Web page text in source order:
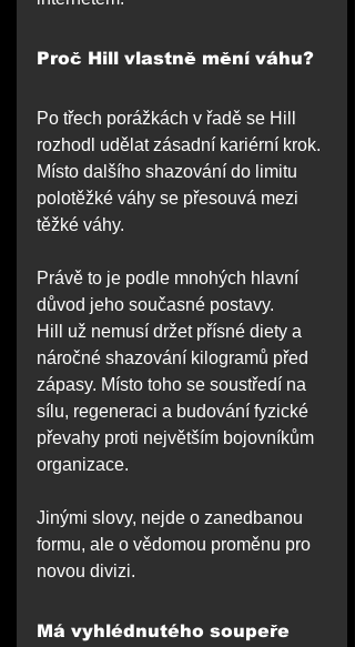
Proč Hill vlastně mění váhu?
Po třech porážkách v řadě se Hill
rozhodl udělat zásadní kariérní krok.
Místo dalšího shazování do limitu
polotěžké váhy se přesouvá mezi
těžké váhy.
Právě to je podle mnohých hlavní
důvod jeho současné postavy.
Hill už nemusí držet přísné diety a
náročné shazování kilogramů před
zápasy. Místo toho se soustředí na
sílu, regeneraci a budování fyzické
převahy proti největším bojovníkům
organizace.
Jinými slovy, nejde o zanedbanou
formu, ale o vědomou proměnu pro
novou divizi.
Má vyhlédnutého soupeře